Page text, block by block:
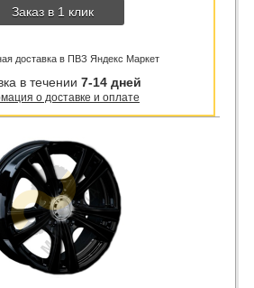
Заказ в 1 клик
доставка в ПВЗ Яндекс Маркет
в течении 7-14 дней
о доставке и оплате